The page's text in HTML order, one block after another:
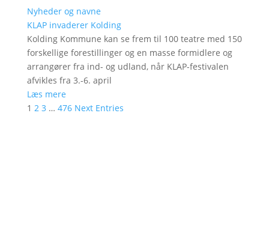
Nyheder og navne
KLAP invaderer Kolding
Kolding Kommune kan se frem til 100 teatre med 150
forskellige forestillinger og en masse formidlere og
arrangører fra ind- og udland, når KLAP-festivalen
afvikles fra 3.-6. april
Læs mere
1 2 3 … 476 Next Entries